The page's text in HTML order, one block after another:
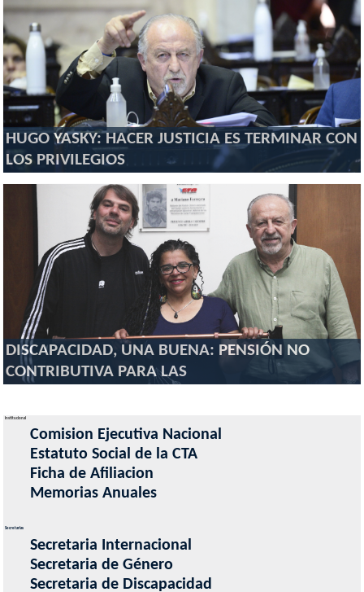
HUGO YASKY: HACER JUSTICIA ES TERMINAR CON
LOS PRIVILEGIOS
DISCAPACIDAD, UNA BUENA: PENSIÓN NO
CONTRIBUTIVA PARA LAS
Institucional
Comision Ejecutiva Nacional
Estatuto Social de la CTA
Ficha de Afiliacion
Memorias Anuales
Secretarias
Secretaria Internacional
Secretaria de Género
Secretaria de Discapacidad